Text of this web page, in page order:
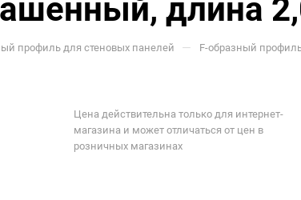
длина
профиль для стеновых панелей — F-образный
Цена действительна только для интернет-
магазина и может отличаться от цен в
розничных магазинах